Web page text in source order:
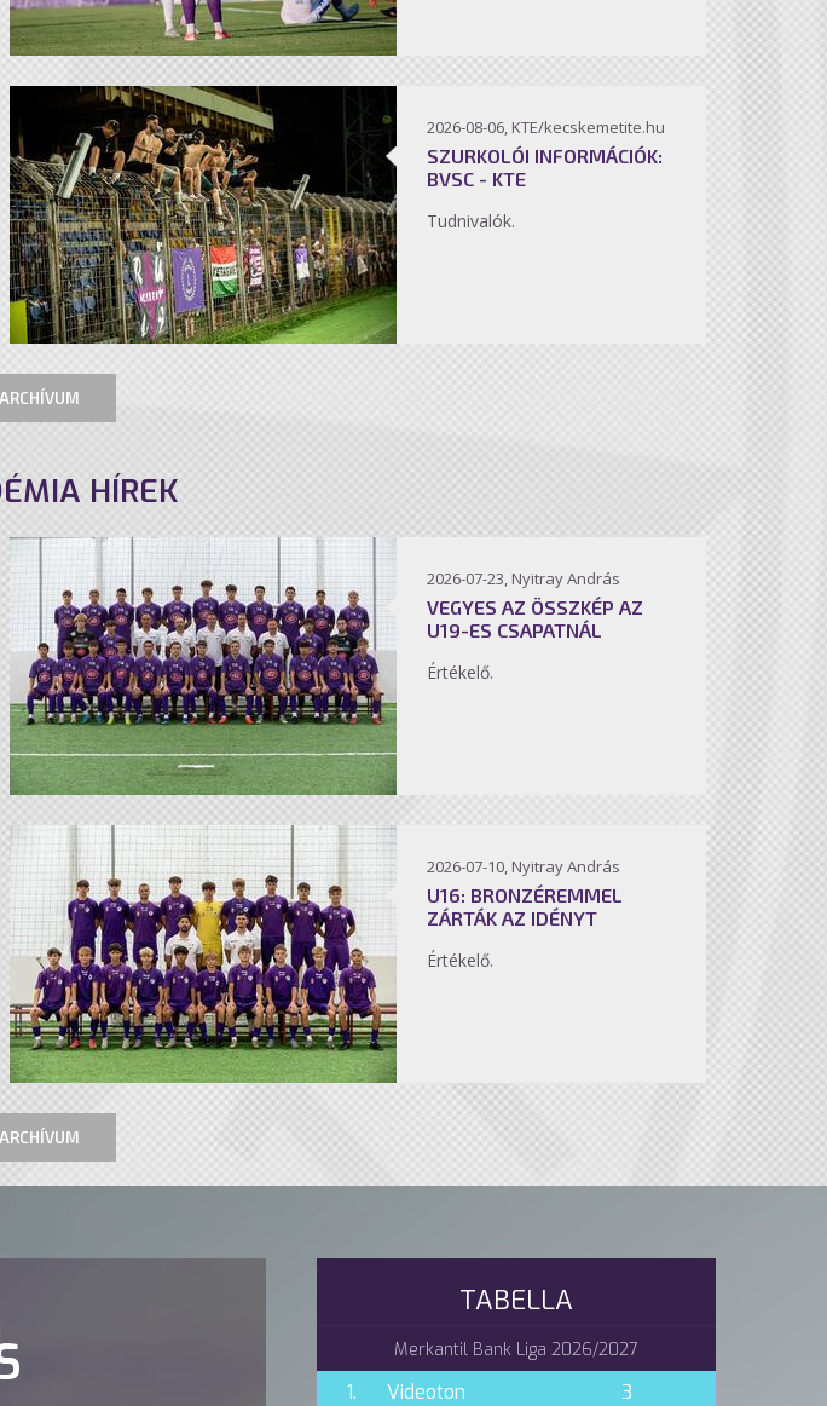
2026-08-06, KTE/kecskemetite.hu
SZURKOLÓI INFORMÁCIÓK:
BVSC - KTE
Tudnivalók.
HÍREK
2026-07-23, Nyitray András
VEGYES AZ ÖSSZKÉP AZ
U19-ES CSAPATNÁL
Értékelő.
2026-07-10, Nyitray András
U16: BRONZÉREMMEL
ZÁRTÁK AZ IDÉNYT
Értékelő.
TABELLA
Merkantil Bank Liga 2026/2027
1. Videoton
3